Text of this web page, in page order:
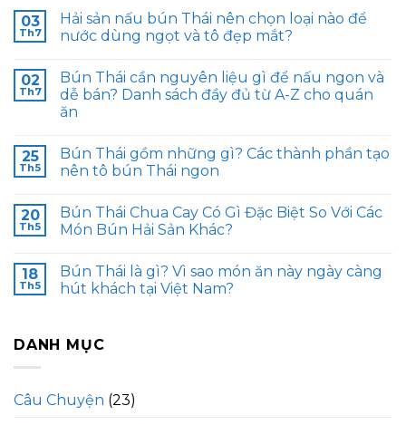
03
Th7
Hải sản nấu bún Thái nên chọn loại nào để
nước dùng ngọt và tô đẹp mắt?
02
Th7
Bún Thái cần nguyên liệu gì để nấu ngon và
dễ bán? Danh sách đầy đủ từ A-Z cho quán
ăn
25
Th5
Bún Thái gồm những gì? Các thành phần tạo
nên tô bún Thái ngon
20
Th5
Bún Thái Chua Cay Có Gì Đặc Biệt So Với Các
Món Bún Hải Sản Khác?
18
Th5
Bún Thái là gì? Vì sao món ăn này ngày càng
hút khách tại Việt Nam?
DANH MỤC
Câu Chuyện (23)